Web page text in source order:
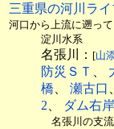
三重県の河川ライ
河口から上流に遡っ
淀川水系
名張川： [山
防災ＳＴ 、
橋、 瀬古口
2、 ダム右
名張川の支流